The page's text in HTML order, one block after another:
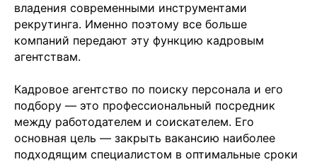
владения современными инструментами
рекрутинга. Именно поэтому все больше
компаний передают эту функцию кадровым
агентствам.
Кадровое агентство по поиску персонала и его
подбору — это профессиональный посредник
между работодателем и соискателем. Его
основная цель — закрыть вакансию наиболее
подходящим специалистом в оптимальные сроки